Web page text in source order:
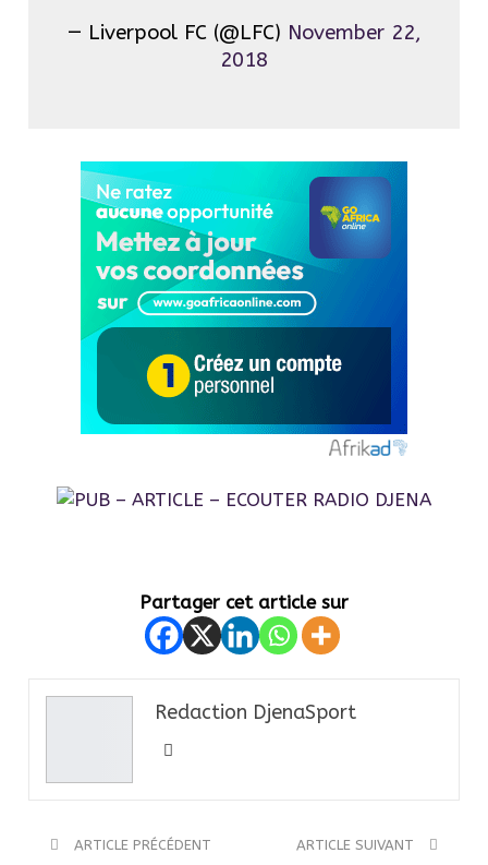
— Liverpool FC (@LFC) November 22,
2018
Partager cet article sur
Redaction DjenaSport
ARTICLE PRÉCÉDENT ARTICLE SUIVANT